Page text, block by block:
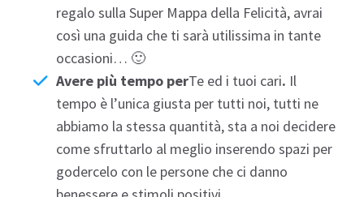
regalo sulla Super Mappa della Felicità, avrai
così una guida che ti sarà utilissima in tante
occasioni… 🙂
Avere più tempo perTe ed i tuoi cari. Il
tempo è l’unica giusta per tutti noi, tutti ne
abbiamo la stessa quantità, sta a noi decidere
come sfruttarlo al meglio inserendo spazi per
godercelo con le persone che ci danno